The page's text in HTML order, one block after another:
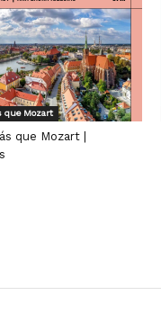
que Mozart
que Mozart |